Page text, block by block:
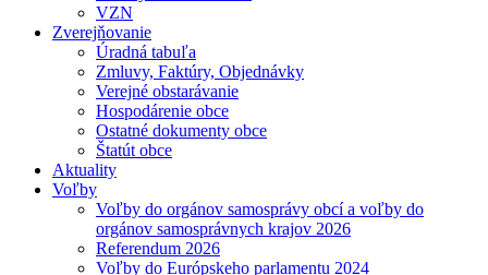
VZN
Zverejňovanie
Úradná tabuľa
Zmluvy, Faktúry, Objednávky
Verejné obstarávanie
Hospodárenie obce
Ostatné dokumenty obce
Štatút obce
Aktuality
Voľby
Voľby do orgánov samosprávy obcí a voľby do
orgánov samosprávnych krajov 2026
Referendum 2026
Voľby do Európskeho parlamentu 2024